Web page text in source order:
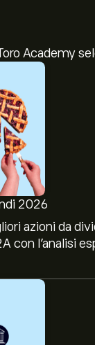
Academy
2026
azioni da
con l’analisi